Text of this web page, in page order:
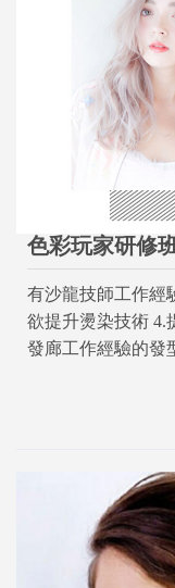
色彩玩家研修
有沙龍技師工作經
欲提升燙染技術 4.
發廊工作經驗的發